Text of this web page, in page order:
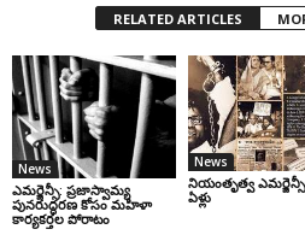
RELATED ARTICLES
News
ఎమర్జెన్సీ: ప్రజాస్వామ్య
పునరుద్ధరణ కోసం మహిళా
కార్యకర్తల పోరాటం
News
నియంతృత్వ
ఏళ్లు